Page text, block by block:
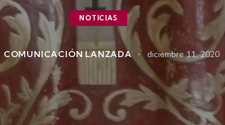
NOTICIAS
COMUNICACIÓN LANZADA diciembre 11, 2020